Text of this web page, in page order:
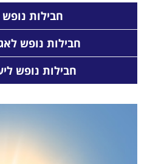
חבילות
חבילות נופש
חבילות נופש